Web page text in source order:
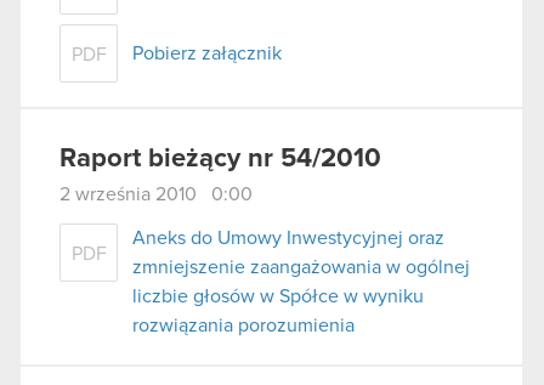
PDF Pobierz załącznik
Raport bieżący nr 54/2010
2 września 2010 0:00
PDF
Aneks do Umowy Inwestycyjnej oraz
zmniejszenie zaangażowania w ogólnej
liczbie głosów w Spółce w wyniku
rozwiązania porozumienia